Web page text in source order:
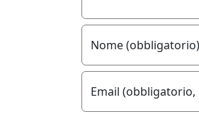
Nome (obbligatorio)
Email